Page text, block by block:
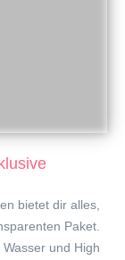
bietet dir alles,
Paket.
und High